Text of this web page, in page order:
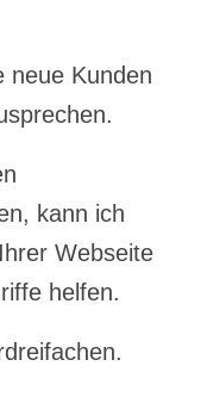
neue Kunden
kann ich
Webseite
helfen.